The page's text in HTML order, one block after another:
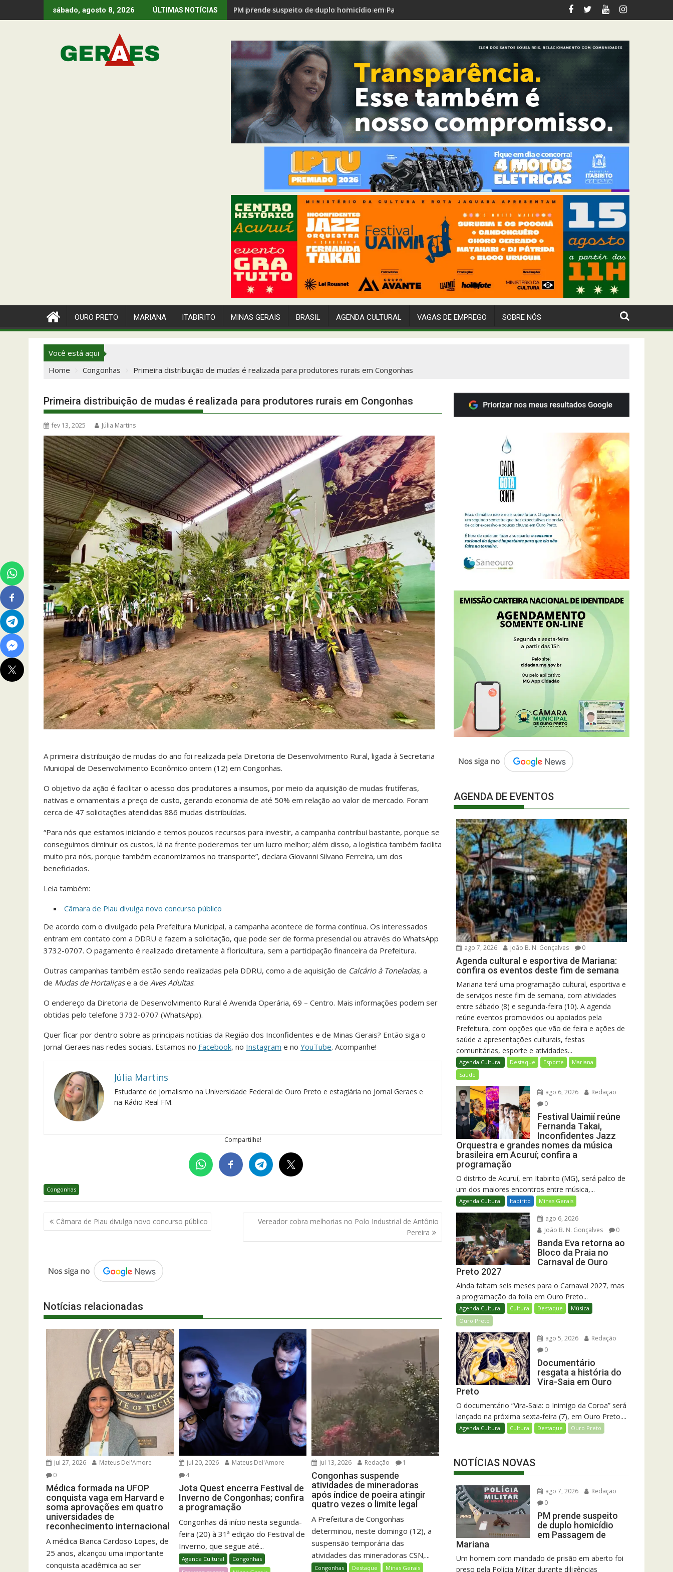
to
sábado, agosto 8, 2026 ÚLTIMAS NOTÍCIAS PM prende suspeito de duplo homicídio em Passagem de Mariana
OURO PRETO MARIANA ITABIRITO MINAS GERAIS BRASIL AGENDA CULTURAL VAGAS DE EMPREGO SOBRE NÓS
Você está aqui
Home
Congonhas Primeira distribuição de mudas é realizada para produtores rurais em Congonhas
Primeira distribuição de mudas é realizada para produtores rurais em Congonhas
fev 13, 2025 Júlia Martins
A primeira distribuição de mudas do ano foi realizada pela Diretoria de Desenvolvimento Rural, ligada à Secretaria
Municipal de Desenvolvimento Econômico ontem (12) em Congonhas.
O objetivo da ação é facilitar o acesso dos produtores a insumos, por meio da aquisição de mudas frutíferas,
nativas e ornamentais a preço de custo, gerando economia de até 50% em relação ao valor de mercado. Foram
cerca de 47 solicitações atendidas 886 mudas distribuídas.
“Para nós que estamos iniciando e temos poucos recursos para investir, a campanha contribui bastante, porque se
conseguimos diminuir os custos, lá na frente poderemos ter um lucro melhor; além disso, a logística também facilita
muito pra nós, porque também economizamos no transporte”, declara Giovanni Silvano Ferreira, um dos
beneficiados.
Leia também:
Câmara de Piau divulga novo concurso público
De acordo com o divulgado pela Prefeitura Municipal, a campanha acontece de forma contínua. Os interessados
entram em contato com a DDRU e fazem a solicitação, que pode ser de forma presencial ou através do WhatsApp
3732-0707. O pagamento é realizado diretamente à floricultura, sem a participação financeira da Prefeitura.
Outras campanhas também estão sendo realizadas pela DDRU, como a de aquisição de Calcário à Toneladas, a
de Mudas de Hortaliçase a de Aves Adultas.
O endereço da Diretoria de Desenvolvimento Rural é Avenida Operária, 69 – Centro. Mais informações podem ser
obtidas pelo telefone 3732-0707 (WhatsApp).
Quer ficar por dentro sobre as principais notícias da Região dos Inconfidentes e de Minas Gerais? Então siga o
Jornal Geraes nas redes sociais. Estamos no Facebook, no Instagram e no YouTube. Acompanhe!
Júlia Martins
Estudante de jornalismo na Universidade Federal de Ouro Preto e estagiária no Jornal Geraes e
na Rádio Real FM.
Compartilhe!
Congonhas
Navegação
de
Câmara de Piau divulga novo concurso público
Vereador cobra melhorias no Polo Industrial de Antônio
Pereira
Notícias relacionadas
jul 27, 2026
Mateus Del'Amore
0
Médica formada na UFOP
conquista vaga em Harvard e
soma aprovações em quatro
universidades de
reconhecimento internacional
A médica Bianca Cardoso Lopes, de
25 anos, alcançou uma importante
conquista acadêmica ao ser
jul 20, 2026
Mateus Del'Amore
4
Jota Quest encerra Festival de
Inverno de Congonhas; confira
a programação
Congonhas dá início nesta segunda-
feira (20) à 31ª edição do Festival de
Inverno, que segue até...
Agenda Cultural
Congonhas
jul 13, 2026 Redação 1
Congonhas suspende
atividades de mineradoras
após índice de poeira atingir
quatro vezes o limite legal
A Prefeitura de Congonhas
determinou, neste domingo (12), a
suspensão temporária das
atividades das mineradoras CSN,...
Congonhas Destaque
Minas Gerais
AGENDA DE EVENTOS
ago 7, 2026 João B. N. Gonçalves 0
Agenda cultural e esportiva de Mariana:
confira os eventos deste fim de semana
Mariana terá uma programação cultural, esportiva e
de serviços neste fim de semana, com atividades
entre sábado (8) e segunda-feira (10). A agenda
reúne eventos promovidos ou apoiados pela
Prefeitura, com opções que vão de feira e ações de
saúde a apresentações culturais, festas
comunitárias, esporte e atividades...
Agenda Cultural Destaque Esporte
Mariana
Saúde
ago 6, 2026
Redação
0
Festival Uaimií reúne
Fernanda Takai,
Inconfidentes Jazz
Orquestra e grandes nomes da música
brasileira em Acuruí; confira a
programação
O distrito de Acuruí, em Itabirito (MG), será palco de
um dos maiores encontros entre música,...
Agenda Cultural Itabirito Minas Gerais
ago 6, 2026
João B. N. Gonçalves
0
Banda Eva retorna ao
Bloco da Praia no
Carnaval de Ouro
Preto 2027
Ainda faltam seis meses para o Carnaval 2027, mas
a programação da folia em Ouro Preto...
Agenda Cultural Cultura Destaque
Música
Ouro Preto
ago 5, 2026
Redação
0
Documentário
resgata a história do
Vira-Saia em Ouro
Preto
O documentário “Vira-Saia: o Inimigo da Coroa” será
lançado na próxima sexta-feira (7), em Ouro Preto....
Agenda Cultural Cultura Destaque Ouro Preto
NOTÍCIAS NOVAS
ago 7, 2026
Redação
0
PM prende suspeito
de duplo homicídio
em Passagem de
Mariana
Um homem com mandado de prisão em aberto foi
preso pela Polícia Militar durante diligências